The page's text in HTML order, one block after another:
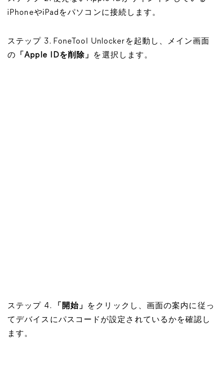
iPhoneやiPadをパソコンに接続します。
ステップ 3. FoneTool Unlockerを起動し、メイン画面
の 「Apple IDを削除」 を選択します。
ステップ 4. 「開始」
をクリックし、画面の案内に従っ
てデバイスにパスコードが設定されているかを確認し
ます。